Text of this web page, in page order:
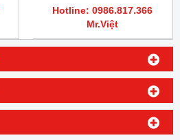
Hotline: 0986.817.366
Mr.Việt